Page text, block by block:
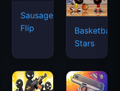
Sausage
Flip
Basketball
Stars